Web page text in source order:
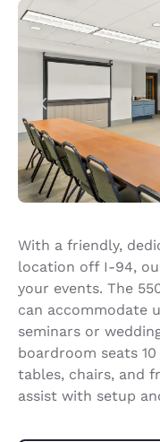
With a friendly,
location off I-94,
your events. The
can accommodate
seminars or
boardroom seats
tables, chairs, and
assist with setup